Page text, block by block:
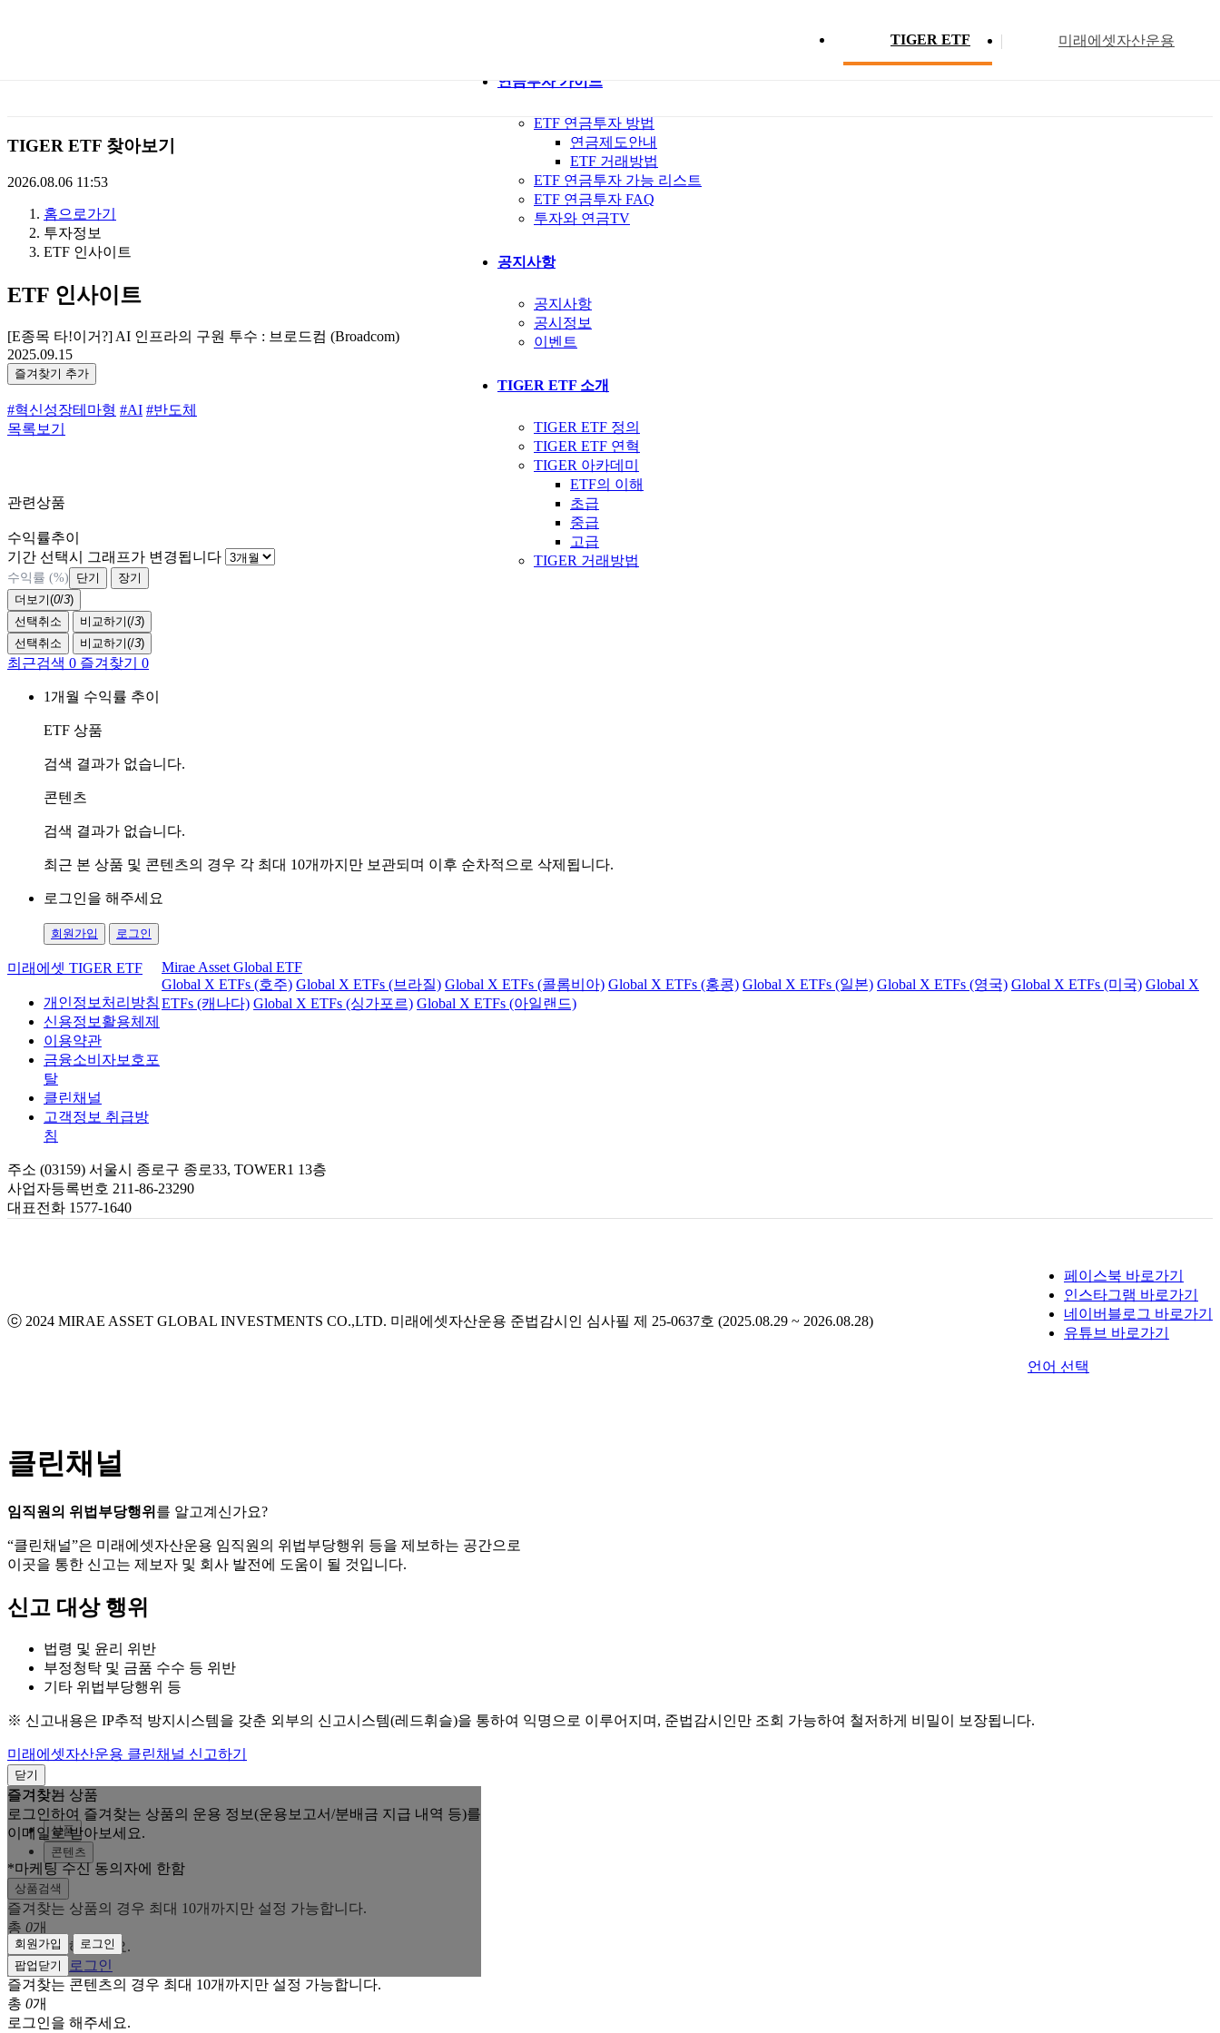
TIGER ETF 미래에셋자산운용
에
셋
TIGERETF
연금투자 가이드
ETF 연금투자 방법
연금제도안내
ETF 거래방법
ETF 연금투자 가능 리스트
ETF 연금투자 FAQ
투자와 연금TV
공지사항
공지사항
공시정보
이벤트
TIGER ETF 소개
TIGER ETF 정의
TIGER ETF 연혁
TIGER 아카데미
ETF의 이해
초급
중급
고급
TIGER 거래방법
ETF 분배금 현황
TIGER ETF 찾아보기
2026.08.06 11:53
홈으로가기
투자정보
ETF 인사이트
ETF 인사이트
[E종목 타!이거?] AI 인프라의 구원 투수 : 브로드컴 (Broadcom)
2025.09.15
즐겨찾기 추가
#혁신성장테마형 #AI #반도체
목록보기
관련상품
수익률추이
기간 선택시 그래프가 변경됩니다
수익률 (%) 단기
장기
더보기(0/3)
선택취소
비교하기(/3)
선택취소
비교하기(/3)
최근검색 0 즐겨찾기 0
1개월 수익률 추이
ETF 상품
검색 결과가 없습니다.
콘텐츠
검색 결과가 없습니다.
최근 본 상품 및 콘텐츠의 경우 각 최대 10개까지만 보관되며 이후 순차적으로 삭제됩니다.
로그인을 해주세요
회원가입 로그인
미래에셋 TIGER ETF
개인정보처리방침
신용정보활용체제
이용약관
금융소비자보호포
탈
클린채널
고객정보 취급방
침
Mirae Asset Global ETF
Global X ETFs (호주) Global X ETFs (브라질) Global X ETFs (콜롬비아) Global X ETFs (홍콩) Global X ETFs (일본) Global X ETFs (영국) Global X ETFs (미국) Global X
ETFs (캐나다) Global X ETFs (싱가포르) Global X ETFs (아일랜드)
주소 (03159) 서울시 종로구 종로33, TOWER1 13층
사업자등록번호 211-86-23290
대표전화 1577-1640
ⓒ 2024 MIRAE ASSET GLOBAL INVESTMENTS CO.,LTD. 미래에셋자산운용 준법감시인 심사필 제 25-0637호 (2025.08.29 ~ 2026.08.28)
페이스북 바로가기
인스타그램 바로가기
네이버블로그 바로가기
유튜브 바로가기
언어 선택
클린채널
임직원의 위법부당행위 를 알고계신가요?
“클린채널”은 미래에셋자산운용 임직원의 위법부당행위 등을 제보하는 공간으로
이곳을 통한 신고는 제보자 및 회사 발전에 도움이 될 것입니다.
신고 대상 행위
법령 및 윤리 위반
부정청탁 및 금품 수수 등 위반
기타 위법부당행위 등
※ 신고내용은 IP추적 방지시스템을 갖춘 외부의 신고시스템(레드휘슬)을 통하여 익명으로 이루어지며, 준법감시인만 조회 가능하여 철저하게 비밀이 보장됩니다.
미래에셋자산운용 클린채널 신고하기
닫기
즐겨찾는 상품
로그인하여 즐겨찾는 상품의 운용 정보(운용보고서/분배금 지급 내역 등)를
이메일로 받아보세요.
*마케팅 수신 동의자에 한함
회원가입
로그인
팝업닫기
즐겨찾기
상품
콘텐츠
상품검색
즐겨찾는 상품의 경우 최대 10개까지만 설정 가능합니다.
총 0개
로그인을 해주세요.
회원가입
로그인
즐겨찾는 콘텐츠의 경우 최대 10개까지만 설정 가능합니다.
총 0개
로그인을 해주세요.